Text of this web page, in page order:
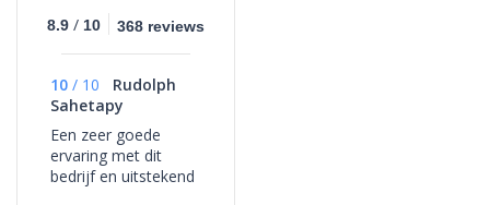
8.9 / 10 368 reviews
10 / 10
Rudolph
Sahetapy
Een zeer goede
ervaring met dit
bedrijf en uitstekend